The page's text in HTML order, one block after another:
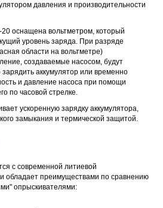
давления и производительности
оснащена вольтметром, который
уровень заряда. При разряде
области на вольтметре)
создаваемые насосом, будут
аккумулятор или временно
и давление насоса при помощи
по часовой стрелке.
ускоренную зарядку аккумулятора,
замыкания и термической защитой.
с современной литиевой
обладает преимуществами по сравнению
опрыскивателями: